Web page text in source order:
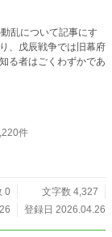
乱について記事にす
、戊辰戦争では旧幕府
る者はごくわずかであ
件
0
文字数 4,327
登録日 2026.04.26